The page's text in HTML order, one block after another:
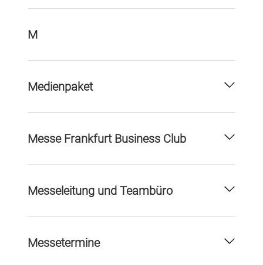
M
Medienpaket
Messe Frankfurt Business Club
Messeleitung und Teambüro
Messetermine